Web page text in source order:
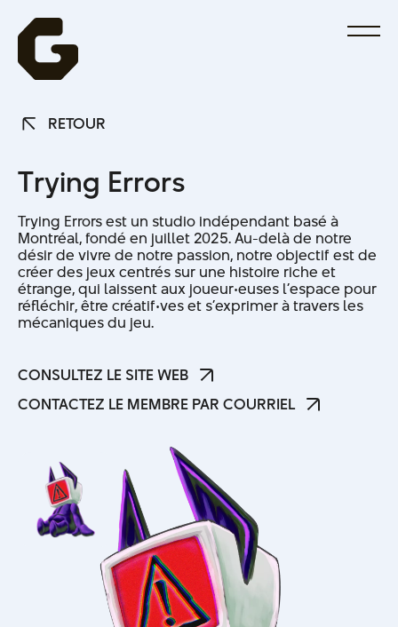
RETOUR
Trying Errors
Trying Errors est un studio indépendant basé à
Montréal, fondé en juillet 2025. Au-delà de notre
désir de vivre de notre passion, notre objectif est de
créer des jeux centrés sur une histoire riche et
étrange, qui laissent aux joueur·euses l’espace pour
réfléchir, être créatif·ves et s’exprimer à travers les
mécaniques du jeu.
CONSULTEZ LE SITE WEB
CONTACTEZ LE MEMBRE PAR COURRIEL